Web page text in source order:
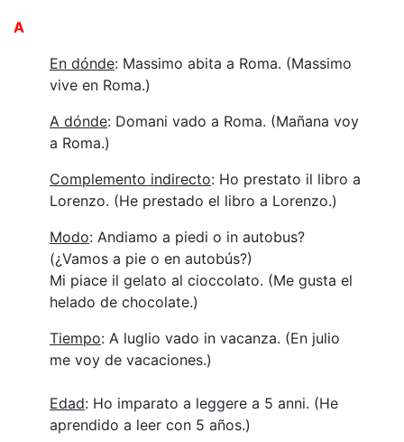
A
En dónde: Massimo abita a Roma. (Massimo
vive en Roma.)
A dónde: Domani vado a Roma. (Mañana voy
a Roma.)
Complemento indirecto: Ho prestato il libro a
Lorenzo. (He prestado el libro a Lorenzo.)
Modo: Andiamo a piedi o in autobus?
(¿Vamos a pie o en autobús?)
Mi piace il gelato al cioccolato. (Me gusta el
helado de chocolate.)
Tiempo: A luglio vado in vacanza. (En julio
me voy de vacaciones.)
Edad: Ho imparato a leggere a 5 anni. (He
aprendido a leer con 5 años.)